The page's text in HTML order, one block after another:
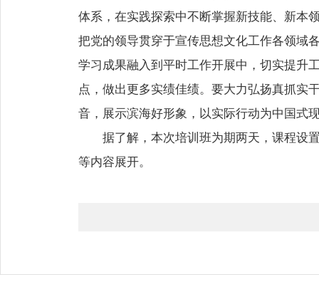
体系，在实践探索中不断掌握新技能、新本
把党的领导贯穿于宣传思想文化工作各领域
学习成果融入到平时工作开展中，切实提升
点，做出更多实绩佳绩。要大力弘扬真抓实
音，展示滨海好形象，以实际行动为中国式
据了解，本次培训班为期两天，课程设
等内容展开。